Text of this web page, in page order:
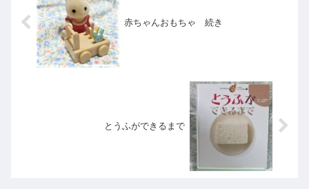
赤ちゃんおもちゃ 続き
とうふができるまで